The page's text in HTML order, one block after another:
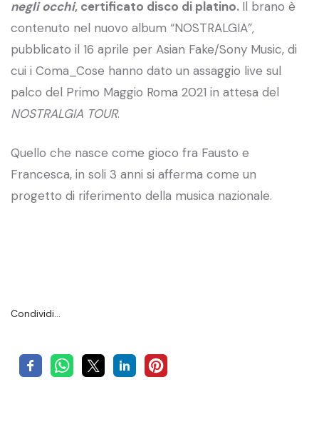
negli occhi, certificato disco di platino. Il brano è
contenuto nel nuovo album “NOSTRALGIA”,
pubblicato il 16 aprile per Asian Fake/Sony Music, di
cui i Coma_Cose hanno dato un assaggio live sul
palco del Primo Maggio Roma 2021 in attesa del
NOSTRALGIA TOUR.
Quello che nasce come gioco fra Fausto e
Francesca, in soli 3 anni si afferma come un
progetto di riferimento della musica nazionale.
Condividi…